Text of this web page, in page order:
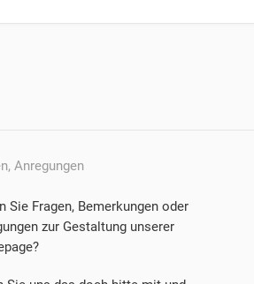
Anregungen
Sie Fragen, Bemerkungen oder
zur Gestaltung unserer